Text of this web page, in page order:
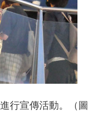
行宣傳活動。（圖